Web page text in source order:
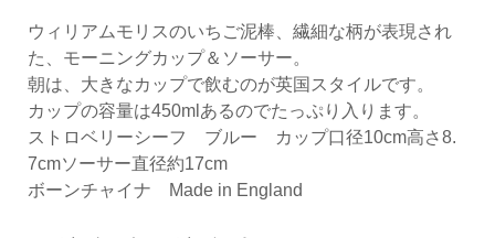
ウィリアムモリスのいちご泥棒、繊細な柄が表現され
た、モーニングカップ＆ソーサー。
朝は、大きなカップで飲むのが英国スタイルです。
カップの容量は450mlあるのでたっぷり入ります。
ストロベリーシーフ ブルー カップ口径10cm高さ8.
7cmソーサー直径約17cm
ボーンチャイナ Made in England